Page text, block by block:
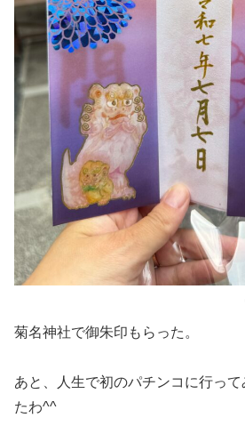
菊名神社で御朱印もらった。
あと、人生で初のパチンコに行っ
たわ^^